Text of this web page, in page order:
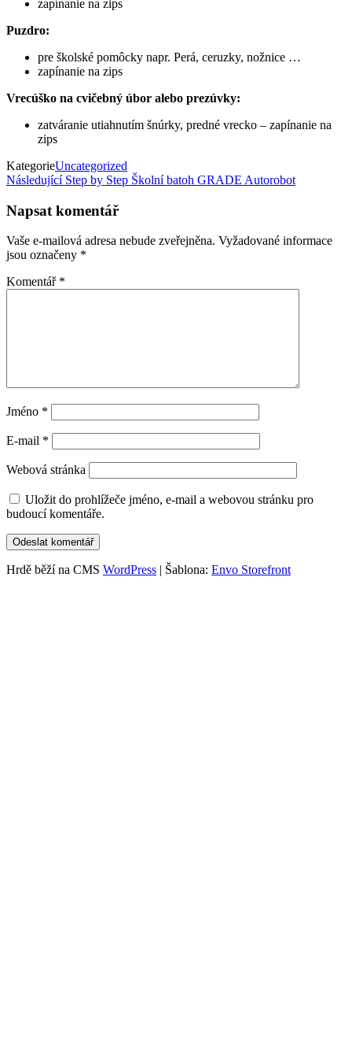
zapínanie na zips
Puzdro:
pre školské pomôcky napr. Perá, ceruzky, nožnice …
zapínanie na zips
Vrecúško na cvičebný úbor alebo prezúvky:
zatváranie utiahnutím šnúrky, predné vrecko – zapínanie na
zips
KategorieUncategorized
Navigace
pro
příspěvek
Následující
Následující Step by Step Školní batoh GRADE Autorobot
Napsat komentář
Vaše e-mailová adresa nebude zveřejněna. Vyžadované informace
jsou označeny *
Komentář *
Jméno *
E-mail *
Webová stránka
Uložit do prohlížeče jméno, e-mail a webovou stránku pro
budoucí komentáře.
Hrdě běží na CMS WordPress | Šablona: Envo Storefront